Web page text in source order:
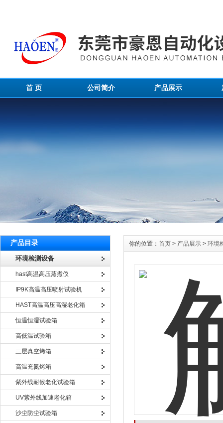
首 页 公司简介 产品展示
产品目录
环境检测设备
hast高温高压蒸煮仪
IP9K高温高压喷射试验机
HAST高温高压高湿老化箱
恒温恒湿试验箱
高低温试验箱
三层真空烤箱
高温充氮烤箱
紫外线耐候老化试验箱
UV紫外线加速老化箱
沙尘防尘试验箱
你的位置： 首页 > 产品展示 > 环境